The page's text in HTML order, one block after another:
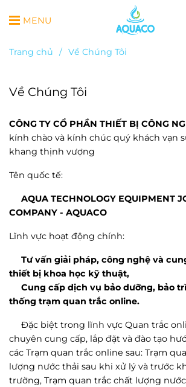
MENU
Trang chủ / Về Chúng Tôi
Về Chúng Tôi
CÔNG TY CỔ PHẦN THIẾT BỊ CÔNG
kính chào và kính chúc quý khách vạn
khang thịnh vượng
Tên quốc tế:
AQUA TECHNOLOGY EQUIPMENT
COMPANY - AQUACO
Lĩnh vực hoạt động chính:
Tư vấn giải pháp, công nghệ và
thiết bị khoa học kỹ thuật,
Cung cấp dịch vụ bảo dưỡng, bảo
thống trạm quan trắc online.
Đặc biệt trong lĩnh vực Quan trắc
chuyên cung cấp, lắp đặt và đào tạo
các Trạm quan trắc online sau: Trạm
lượng nước thải sau khi xử lý và trước
trường, Trạm quan trắc chất lượng nước